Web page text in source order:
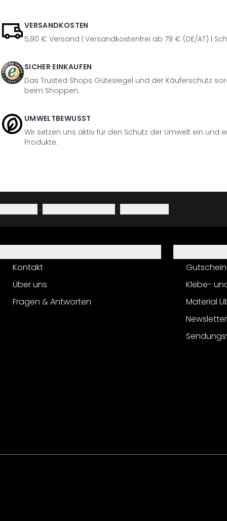
VERSANDKOSTEN
5,90 € Versand | Versandkostenfrei ab 79 € (DE/AT) |
SICHER EINKAUFEN
Das Trusted Shops Gütesiegel und der Käuferschutz
beim Shoppen.
UMWELTBEWUSST
Wir setzen uns aktiv für den Schutz der Umwelt ein und
Produkte.
· ·
Kontakt
Über uns
Fragen & Antworten
Klebe-
Material